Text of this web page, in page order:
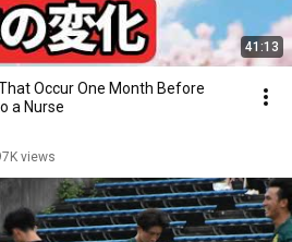
41:13
Occur One Month Before
a Nurse
views